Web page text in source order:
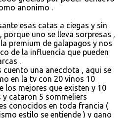
anonimo .
esas catas a ciegas y sin
porque uno se lleva sorpresas ,
premium de galapagos y nos
de la influencia que pueden
.
cuento una anecdota , aqui se
en la tv con 20 vinos 10
los mejores que existen y 10
y cataron 5 sommeliers
conocidos en toda francia (
estilo se entiende ) y gano